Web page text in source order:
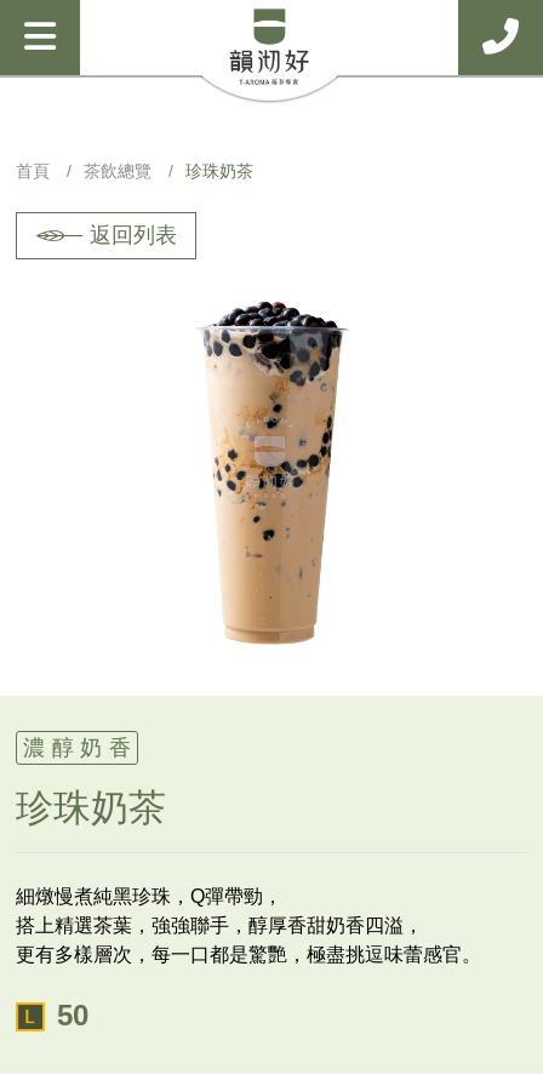
首頁 茶飲總覽 珍珠奶茶
返回列表
濃醇奶香
珍珠奶茶
細燉慢煮純黑珍珠，Q彈帶勁，
搭上精選茶葉，強強聯手，醇厚香甜奶香四溢，
更有多樣層次，每一口都是驚艷，極盡挑逗味蕾感官。
50